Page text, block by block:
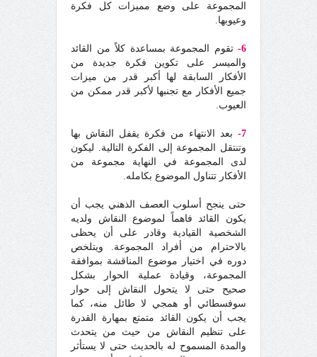
المجموعة على وضع مميزات كل فكرة
وعيوبها.
6-
تقوم المجموعة بمساعدة كلاً من القائد
والميسر على تكوين فكرة جديدة من
الأفكار السابقة لها أكبر قدر من ميزات
جميع الأفكار مع تجنبها لأكبر قدر ممكن من
العيوب.
7-
بعد الانتهاء من فكرة يقفل النقاش بها
وتنتقل المجموعة إلى الفكرة التالية. ليكون
لدى المجموعة في النهاية مجموعة من
الأفكار تتناول الموضوع بكامله.
حتى ينجح أسلوب العصف الذهني يجب أن
يكون القائد فاهماً لموضوع النقاش ولديه
الشخصية القيادية وقادر على أن يحظى
بالاحترام من أفراد المجموعة. ويتلخص
دوره في اختيار موضوع المناقشة بموافقة
المجموعة، وقيادة عملية الحوار بشكل
صحيح حتى لا يتحول النقاش إلى حوار
سوفسطائي أو همجي لا طائل منه، كما
يجب أن يكون القائد متمتع بمهارة القدرة
على تنظيم النقاش من حيث من يتحدث
والمدة المسموح له بالحديث حتى لا يستأثر